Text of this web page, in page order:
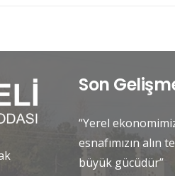
Son
“Yerel
esnafımızın
büyük gücüdür”